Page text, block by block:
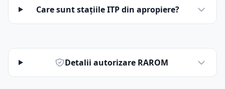
Care sunt stațiile ITP din apropiere?
Detalii autorizare RAROM